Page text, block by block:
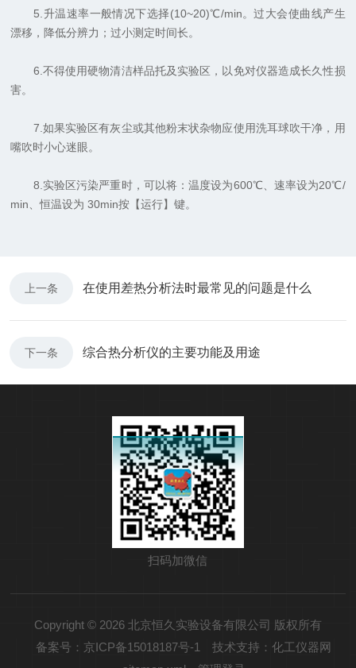
5.升温速率一般情况下选择(10~20)℃/min。过大会使曲线产生
漂移，降低分辨力；过小测定时间长。
6.不得使用硬物清洁样品托及实验区，以免对仪器造成长久性损
害。
7.如果实验区有灰尘或其他粉末状杂物应使用洗耳球吹干净，用
嘴吹时小心迷眼。
8.实验区污染严重时，可以将：温度设为600℃、速率设为20℃/
min、恒温设为 30min按【运行】键。
上一条 在使用差热分析法时最常见的问题是什么
下一条 综合热分析仪的主要功能及用途
扫码加微信
Copyright © 2026 北京恒久实验设备有限公司 版权所有
备案号：京ICP备15018187号-1
技术支持：化工仪器网